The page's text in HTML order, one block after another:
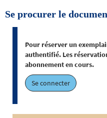
Se procurer le
Pour réserver un
authentifié. Les
abonnement en cours.
Se connecter